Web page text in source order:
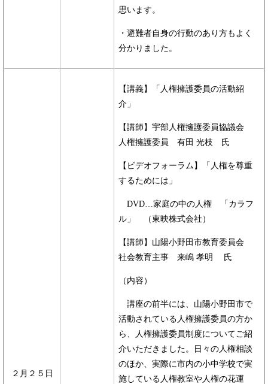
思います。
・避難者自身の行動のあり方もよく
分かりました。
２月２５日
【講義】「人権擁護委員の活動紹
介」
【講師】宇部人権擁護委員協議会
人権擁護委員 有田 光枝 氏
【ビデオフォーラム】「人権を尊重
するためには」
DVD…家庭の中の人権 「カラフ
ル」 （東映株式会社）
【講師】山陽小野田市教育委員会
社会教育主事 来嶋 孝明 氏
（内容）
講座の前半には、山陽小野田市で
活動されている人権擁護委員の方か
ら、人権擁護委員制度についてご紹
介いただきました。日々の人権相談
のほか、実際に市内の小中学校で実
施している人権教室や人権の花運